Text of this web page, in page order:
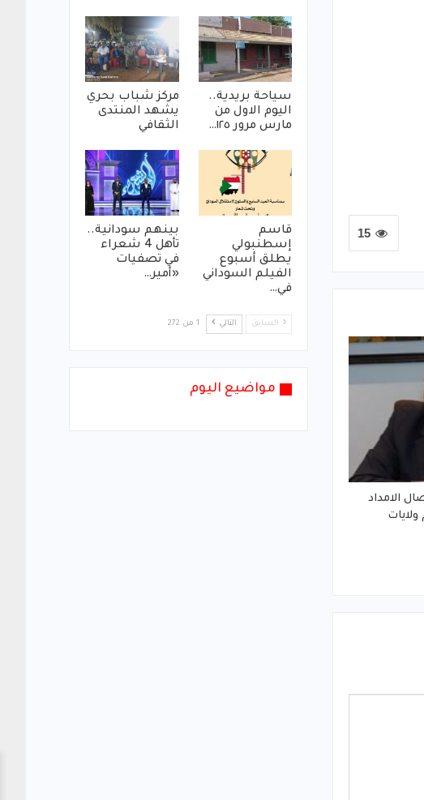
15
الامداد
سياحة بريدية..
اليوم الاول من
مارس مرور ١٢٥…
مركز شباب بحري
يشهد المنتدى
الثقافي
قاسم
إسطنبولي
يطلق أسبوع
الفيلم السوداني
في…
بينهم سودانية..
تأهل 4 شعراء
في تصفيات
«أمير…
السابق التالي 1 من 272
مواضيع اليوم